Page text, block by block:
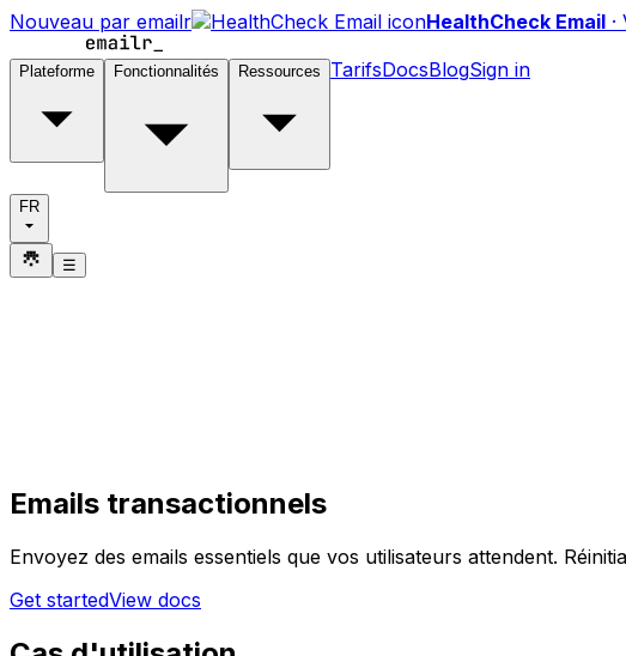
Nouveau par emailr HealthCheck Email ·
Plateforme Fonctionnalités Ressources TarifsDocsBlogSign in
FR
☰
Emails transactionnels
Envoyez des emails essentiels que vos utilisateurs attendent.
Get startedView docs